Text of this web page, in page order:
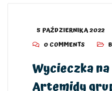
5 PAŹDZIERNIKA 2022
0 COMMENTS
Wycieczka
Artemidy